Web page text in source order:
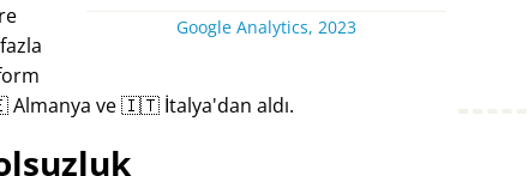
Google Analytics, 2023
ve 🇮🇹 İtalya'dan aldı.